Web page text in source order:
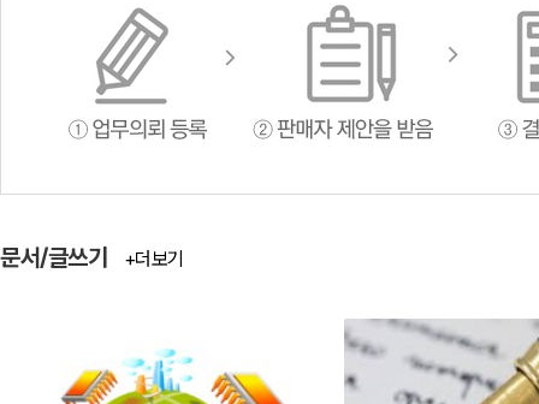
문서/글쓰기 +더보기